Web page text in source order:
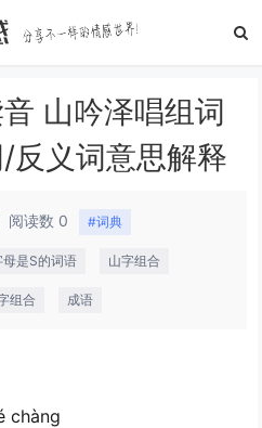
山吟泽唱组词
反义词意思解释
阅读数 0 #词典
母是S的词语 山字组合
组合 成语
chàng